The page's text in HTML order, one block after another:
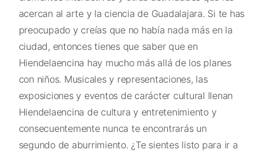
acercan al arte y la ciencia de Guadalajara. Si te has
preocupado y creías que no había nada más en la
ciudad, entonces tienes que saber que en
Hiendelaencina hay mucho más allá de los planes
con niños. Musicales y representaciones, las
exposiciones y eventos de carácter cultural llenan
Hiendelaencina de cultura y entretenimiento y
consecuentemente nunca te encontrarás un
segundo de aburrimiento. ¿Te sientes listo para ir a